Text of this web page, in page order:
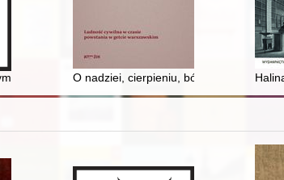
Wicyniu : rozmieszczenie gospodarstw z
O nadziei, cierpieniu, bólu : ludność